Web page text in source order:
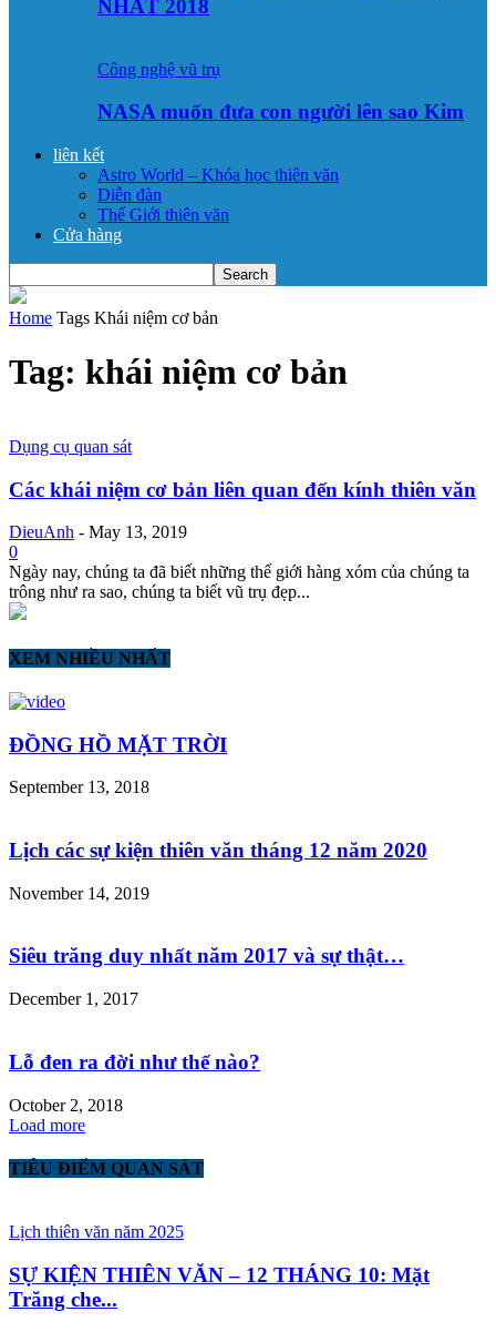
NHẤT 2018
Công nghệ vũ trụ
NASA muốn đưa con người lên sao Kim
liên kết
Astro World – Khóa học thiên văn
Diễn đàn
Thế Giới thiên văn
Cửa hàng
Home Tags Khái niệm cơ bản
Tag: khái niệm cơ bản
Dụng cụ quan sát
Các khái niệm cơ bản liên quan đến kính thiên văn
DieuAnh - May 13, 2019
0
Ngày nay, chúng ta đã biết những thế giới hàng xóm của chúng ta
trông như ra sao, chúng ta biết vũ trụ đẹp...
XEM NHIỀU NHẤT
ĐỒNG HỒ MẶT TRỜI
September 13, 2018
Lịch các sự kiện thiên văn tháng 12 năm 2020
November 14, 2019
Siêu trăng duy nhất năm 2017 và sự thật…
December 1, 2017
Lỗ đen ra đời như thế nào?
October 2, 2018
Load more
TIÊU ĐIỂM QUAN SÁT
Lịch thiên văn năm 2025
SỰ KIỆN THIÊN VĂN – 12 THÁNG 10: Mặt
Trăng che...